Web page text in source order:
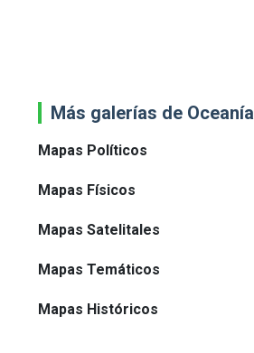
Más galerías de Oceanía
Mapas Políticos
Mapas Físicos
Mapas Satelitales
Mapas Temáticos
Mapas Históricos